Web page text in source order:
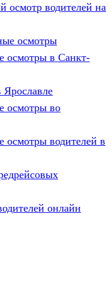
осмотр водителей на
осмотры
осмотры в Санкт-
осмотры во
осмотры водителей в
онлайн